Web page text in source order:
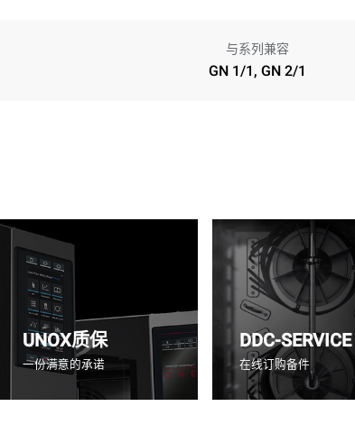
与系列兼容
GN 1/1, GN 2/1
UNOX质保
一份满意的承诺
DDC-SERVICE
在线订购备件